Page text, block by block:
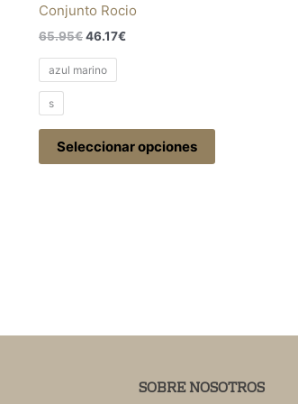
Conjunto Rocio
65.95€46.17€
azul marino
s
Seleccionar opciones
SOBRE NOSOTROS